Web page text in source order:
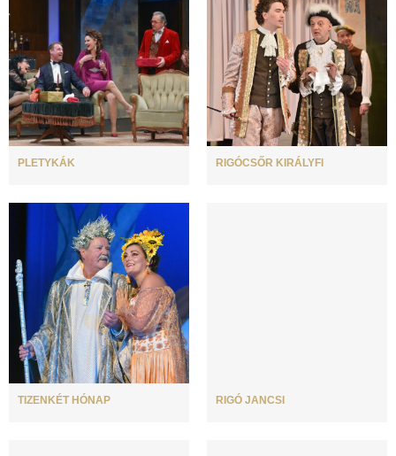
PLETYKÁK RIGÓCSŐR KIRÁLYFI
TIZENKÉT HÓNAP RIGÓ JANCSI